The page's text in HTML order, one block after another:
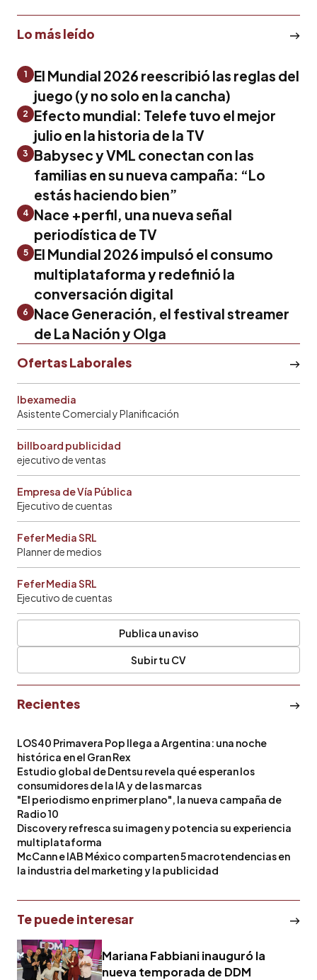
Lo más leído
1
El Mundial 2026 reescribió las reglas del
juego (y no solo en la cancha)
2
Efecto mundial: Telefe tuvo el mejor
julio en la historia de la TV
3
Babysec y VML conectan con las
familias en su nueva campaña: “Lo
estás haciendo bien”
4 Nace +perfil, una nueva señal
periodística de TV
5
El Mundial 2026 impulsó el consumo
multiplataforma y redefinió la
conversación digital
6
Nace Generación, el festival streamer
de La Nación y Olga
Ofertas Laborales
Ibexamedia
Asistente Comercial y Planificación
billboard publicidad
ejecutivo de ventas
Empresa de Vía Pública
Ejecutivo de cuentas
Fefer Media SRL
Planner de medios
Fefer Media SRL
Ejecutivo de cuentas
Publica un aviso
Subir tu CV
Recientes
LOS40 Primavera Pop llega a Argentina: una noche
histórica en el Gran Rex
Estudio global de Dentsu revela qué esperan los
consumidores de la IA y de las marcas
"El periodismo en primer plano", la nueva campaña de
Radio 10
Discovery refresca su imagen y potencia su experiencia
multiplataforma
McCann e IAB México comparten 5 macrotendencias en
la industria del marketing y la publicidad
Te puede interesar
Mariana Fabbiani inauguró la
nueva temporada de DDM